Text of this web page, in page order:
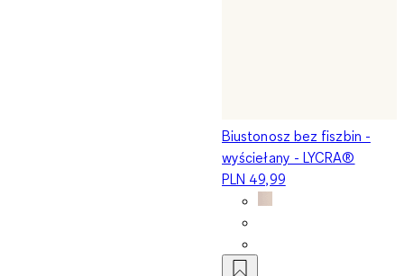
Biustonosz bez fiszbin -
wyściełany - LYCRA®
PLN 49,99